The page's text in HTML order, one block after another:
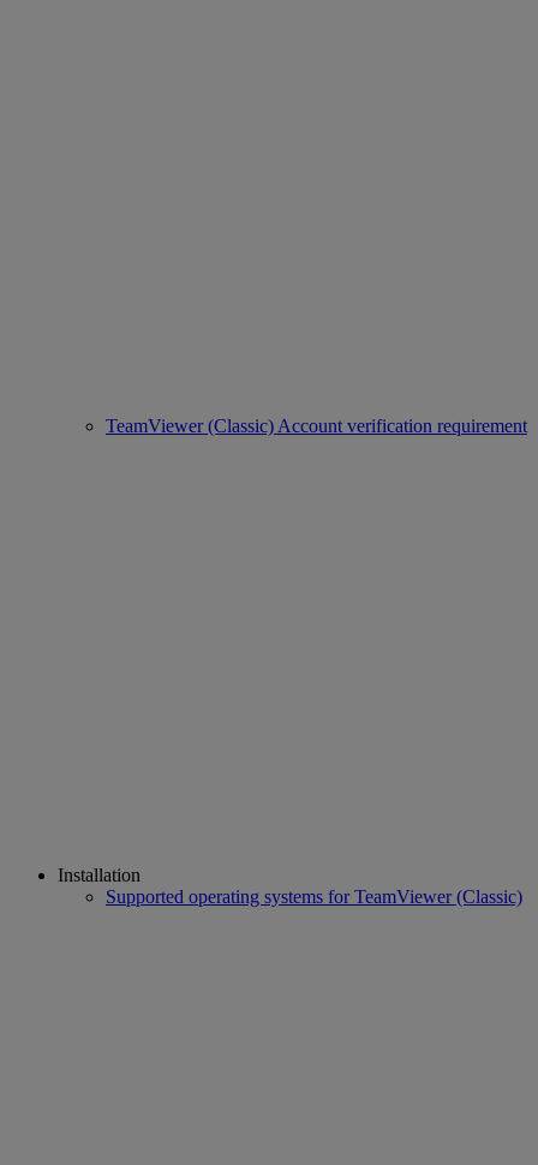
TeamViewer (Classic) Account verification requirement
Installation
Supported operating systems for TeamViewer (Classic)